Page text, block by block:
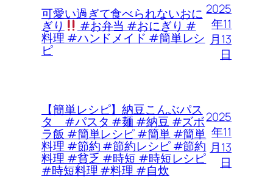
可愛い過ぎて食べられないおに
ぎり #お弁当 #おにぎり #
料理 #ハンドメイド #簡単レシ
ピ
2025
年11
月13
日
【簡単レシピ】納豆こんぶパス
タ #パスタ #麺 #納豆 #ズボ
ラ飯 #簡単レシピ #簡単 #簡単
料理 #節約 #節約レシピ #節約
料理 #貧乏 #時短 #時短レシピ
#時短料理 #料理 #自炊
2025
年11
月13
日